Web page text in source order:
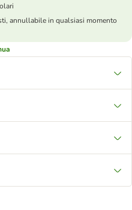
annullabile in qualsiasi momento